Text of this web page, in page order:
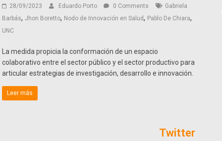
28/09/2023 Eduardo Porto 0 Comments
Gabriela
Barbás,Jhon Boretto, Nodo de Innovación en Salud, Pablo De Chiara,
UNC
La medida propicia la conformación de un espacio
colaborativo entre el sector público y el sector productivo para
articular estrategias de investigación, desarrollo e innovación.
Leer más
Twitter